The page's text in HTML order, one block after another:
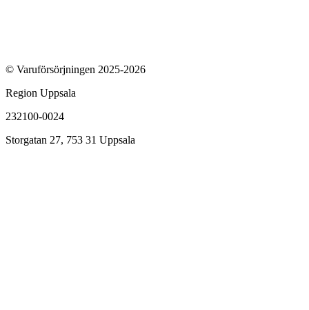
© Varuförsörjningen 2025-2026
Region Uppsala
232100-0024
Storgatan 27, 753 31 Uppsala